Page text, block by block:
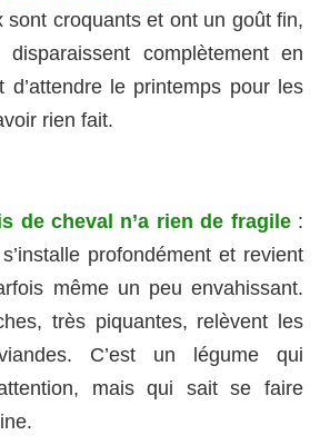
sont croquants et ont un goût fin,
complètement en
d’attendre le printemps pour les
rien fait.
de cheval n’a rien de fragile:
profondément et revient
même un peu envahissant.
très piquantes, relèvent les
C’est un légume qui
mais qui sait se faire